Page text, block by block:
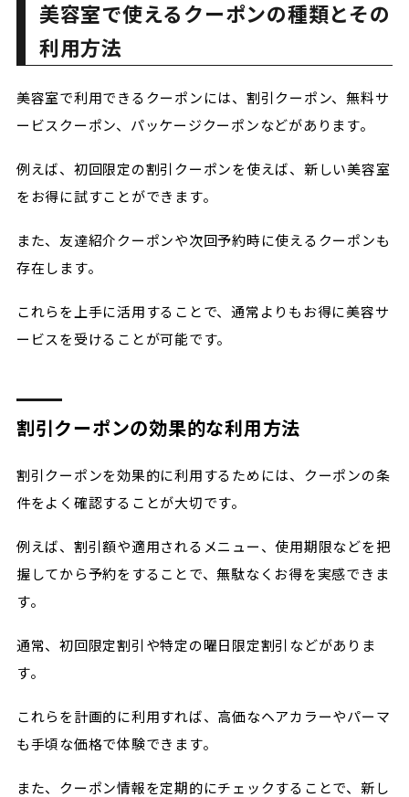
美容室で使えるクーポンの種類とその
利用方法
美容室で利用できるクーポンには、割引クーポン、無料サ
ービスクーポン、パッケージクーポンなどがあります。
例えば、初回限定の割引クーポンを使えば、新しい美容室
をお得に試すことができます。
また、友達紹介クーポンや次回予約時に使えるクーポンも
存在します。
これらを上手に活用することで、通常よりもお得に美容サ
ービスを受けることが可能です。
割引クーポンの効果的な利用方法
割引クーポンを効果的に利用するためには、クーポンの条
件をよく確認することが大切です。
例えば、割引額や適用されるメニュー、使用期限などを把
握してから予約をすることで、無駄なくお得を実感できま
す。
通常、初回限定割引や特定の曜日限定割引などがありま
す。
これらを計画的に利用すれば、高価なヘアカラーやパーマ
も手頃な価格で体験できます。
また、クーポン情報を定期的にチェックすることで、新し